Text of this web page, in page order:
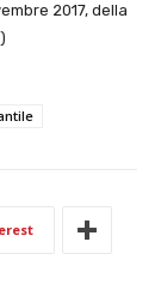
2017, della